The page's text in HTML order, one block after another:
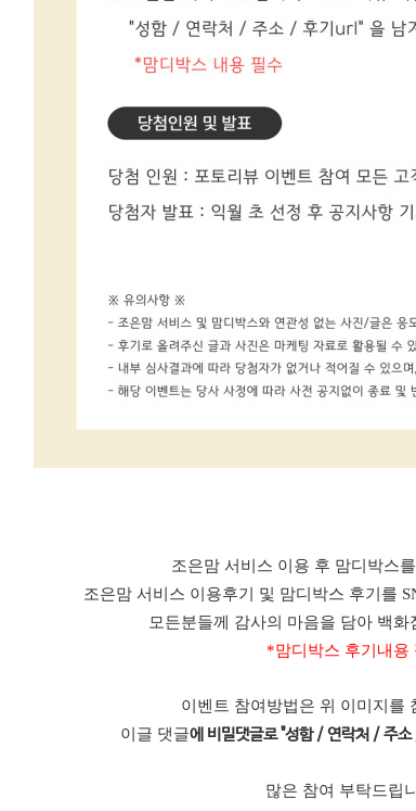
조은맘 서비스 이용 후 맘디박스
조은맘 서비스 이용후기 및 맘디박스 후기를
모든분들께 감사의 마음을 담아 백
*맘디박스 후기내용
이벤트 참여방법은 위 이미지를
이글 댓글에 비밀댓글로 "성함 / 연락처 / 주
많은 참여 부탁드립